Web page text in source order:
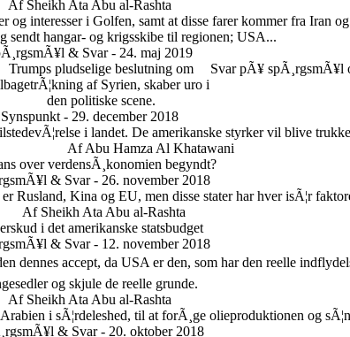
Af Sheikh Ata Abu al-Rashta
interesser i Golfen, samt at disse farer kommer fra Iran
sendt hangar- og krigsskibe til regionen; USA...
& Svar - 24. maj 2019
Svar pÃ¥ spÃ¸rgsmÃ¥l
Trumps pludselige beslutning om
af Syrien, skaber uro i
den politiske scene.
Synspunkt - 29. december 2018
i landet. De amerikanske styrker vil blive
Af Abu Hamza Al Khatawani
over verdensÃ¸konomien begyndt?
& Svar - 26. november 2018
Kina og EU, men disse stater har hver isÃ¦r
Af Sheikh Ata Abu al-Rashta
i det amerikanske statsbudget
& Svar - 12. november 2018
dennes accept, da USA er den, som har den reelle
og skjule de reelle grunde.
Af Sheikh Ata Abu al-Rashta
i sÃ¦rdeleshed, til at forÃ¸ge olieproduktionen og
& Svar - 20. oktober 2018